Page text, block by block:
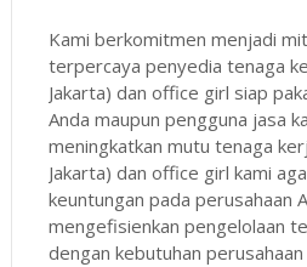
Kami berkomitmen menjadi
terpercaya penyedia tenaga
Jakarta) dan office girl siap
Anda maupun pengguna jasa
meningkatkan mutu tenaga
Jakarta) dan office girl kami
keuntungan pada perusahaan
mengefisienkan pengelolaan
dengan kebutuhan perusahaan